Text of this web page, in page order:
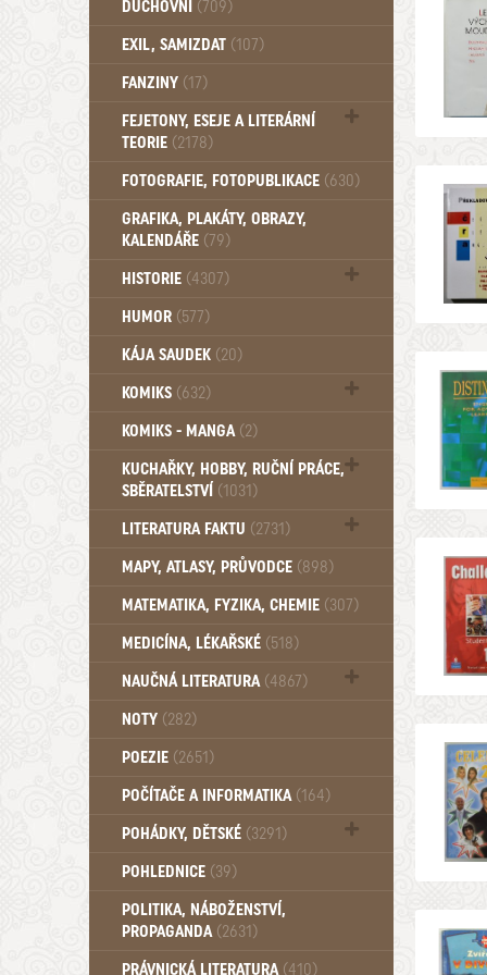
DUCHOVNÍ (709)
Okultismus (110)
EXIL, SAMIZDAT (107)
FANZINY (17)
FEJETONY, ESEJE A LITERÁRNÍ
TEORIE (2178)
Citáty, aforismy, snáře, přísloví,
FOTOGRAFIE, FOTOPUBLIKACE (630)
GRAFIKA, PLAKÁTY, OBRAZY,
KALENDÁŘE (79)
HISTORIE (4307)
Mytologie, Mýty, Báje, Pověsti (203)
HUMOR (577)
KÁJA SAUDEK (20)
KOMIKS (632)
Komiks - Čtyřlístek (234)
KOMIKS - MANGA (2)
KUCHAŘKY, HOBBY, RUČNÍ PRÁCE,
SBĚRATELSTVÍ (1031)
Dům a byt (102)
LITERATURA FAKTU (2731)
Katalogy (503)
MAPY, ATLASY, PRŮVODCE (898)
MATEMATIKA, FYZIKA, CHEMIE (307)
MEDICÍNA, LÉKAŘSKÉ (518)
NAUČNÁ LITERATURA (4867)
Zdraví a zdraví životní styl (510)
NOTY (282)
POEZIE (2651)
POČÍTAČE A INFORMATIKA (164)
POHÁDKY, DĚTSKÉ (3291)
Pro děti a mládež (2887)
Pohádky, Dětské - Od roku 1949 (257)
POHLEDNICE (39)
POLITIKA, NÁBOŽENSTVÍ,
PROPAGANDA (2631)
PRÁVNICKÁ LITERATURA (410)